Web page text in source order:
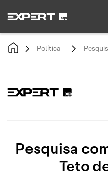
Política
Pesquisa
Teto